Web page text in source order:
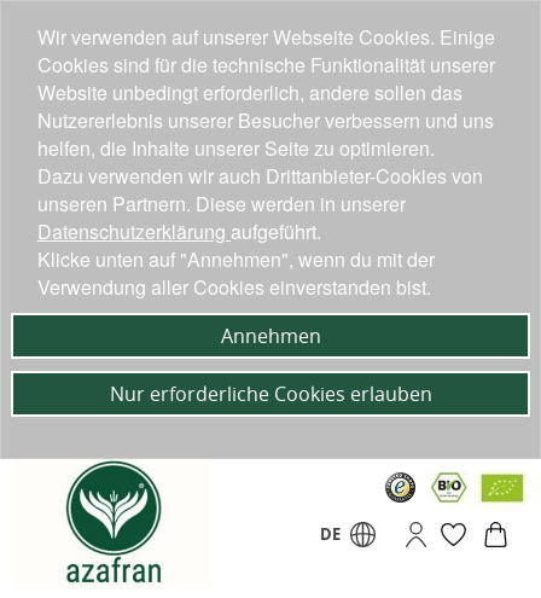
DE
Wir verwenden auf unserer Webseite Cookies. Einige
Cookies sind für die technische Funktionalität unserer
Website unbedingt erforderlich, andere sollen das
Nutzererlebnis unserer Besucher verbessern und uns
helfen, die Inhalte unserer Seite zu optimieren.
Dazu verwenden wir auch Drittanbieter-Cookies von
unseren Partnern. Diese werden in unserer
Datenschutzerklärung aufgeführt.
Klicke unten auf "Annehmen", wenn du mit der
Verwendung aller Cookies einverstanden bist.
Annehmen
Nur erforderliche Cookies erlauben